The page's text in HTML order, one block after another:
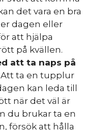
det vara en bra
dagen eller
att hjälpa
på kvällen.
att ta naps på
Att ta en tupplur
kan leda till
när det väl är
du brukar ta en
försök att hålla